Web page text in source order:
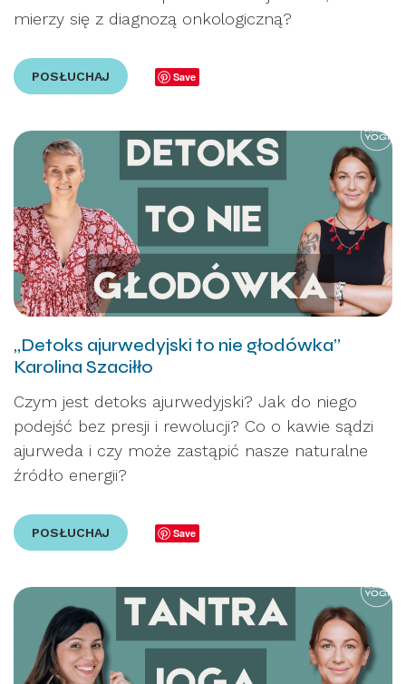
mierzy się z diagnozą onkologiczną?
POSŁUCHAJ Save
„Detoks ajurwedyjski to nie głodówka”
Karolina Szaciłło
Czym jest detoks ajurwedyjski? Jak do niego
podejść bez presji i rewolucji? Co o kawie sądzi
ajurweda i czy może zastąpić nasze naturalne
źródło energii?
POSŁUCHAJ Save